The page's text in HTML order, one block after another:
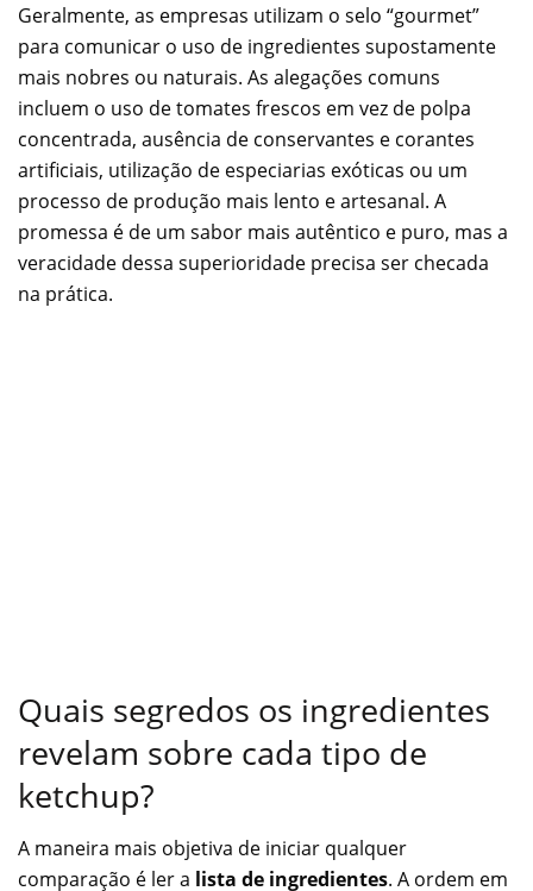
Geralmente, as empresas utilizam o selo “gourmet”
para comunicar o uso de ingredientes supostamente
mais nobres ou naturais. As alegações comuns
incluem o uso de tomates frescos em vez de polpa
concentrada, ausência de conservantes e corantes
artificiais, utilização de especiarias exóticas ou um
processo de produção mais lento e artesanal. A
promessa é de um sabor mais autêntico e puro, mas a
veracidade dessa superioridade precisa ser checada
na prática.
Quais segredos os ingredientes
revelam sobre cada tipo de
ketchup?
A maneira mais objetiva de iniciar qualquer
comparação é ler a lista de ingredientes. A ordem em